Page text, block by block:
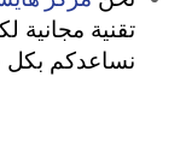
تقنية مجانية
نساعدكم بكل